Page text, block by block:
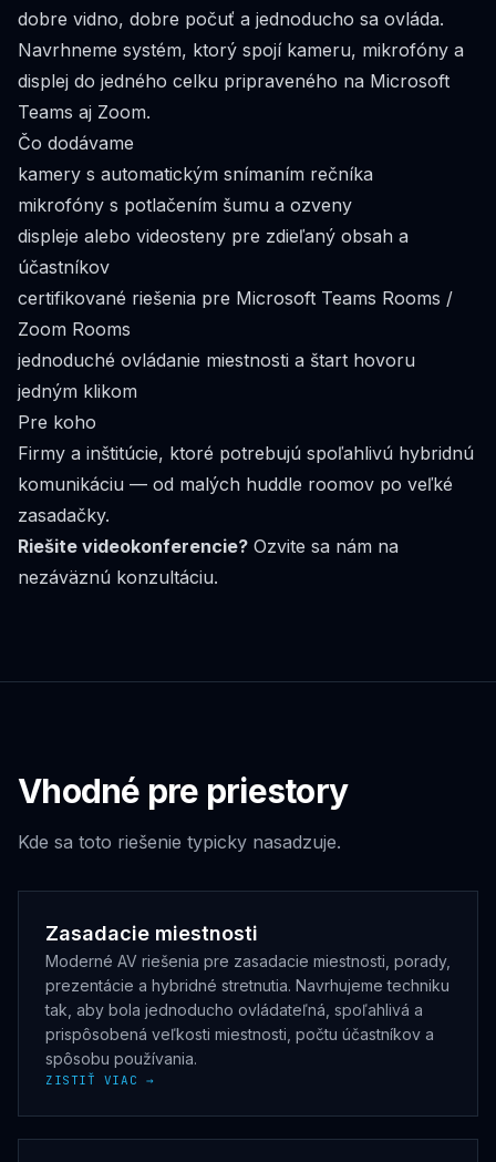
dobre vidno, dobre počuť a jednoducho sa ovláda.
Navrhneme systém, ktorý spojí kameru, mikrofóny a
displej do jedného celku pripraveného na Microsoft
Teams aj Zoom.
Čo dodávame
kamery s automatickým snímaním rečníka
mikrofóny s potlačením šumu a ozveny
displeje alebo videosteny pre zdieľaný obsah a
účastníkov
certifikované riešenia pre Microsoft Teams Rooms /
Zoom Rooms
jednoduché ovládanie miestnosti a štart hovoru
jedným klikom
Pre koho
Firmy a inštitúcie, ktoré potrebujú spoľahlivú hybridnú
komunikáciu — od malých huddle roomov po veľké
zasadačky.
Riešite videokonferencie? Ozvite sa nám na
nezáväznú konzultáciu.
Vhodné pre priestory
Kde sa toto riešenie typicky nasadzuje.
Zasadacie miestnosti
Moderné AV riešenia pre zasadacie miestnosti, porady,
prezentácie a hybridné stretnutia. Navrhujeme techniku
tak, aby bola jednoducho ovládateľná, spoľahlivá a
prispôsobená veľkosti miestnosti, počtu účastníkov a
spôsobu používania.
ZISTIŤ VIAC →